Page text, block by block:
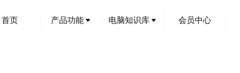
首页 产品功能 电脑知识库 会员中心